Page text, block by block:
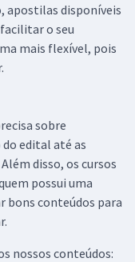
apostilas disponíveis
o seu
mais flexível, pois
sobre
edital até as
disso, os cursos
possui uma
bons conteúdos para
nossos conteúdos: